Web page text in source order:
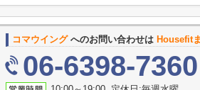
コマウイングへのお問い合わせは Housefit
06-6398-7360